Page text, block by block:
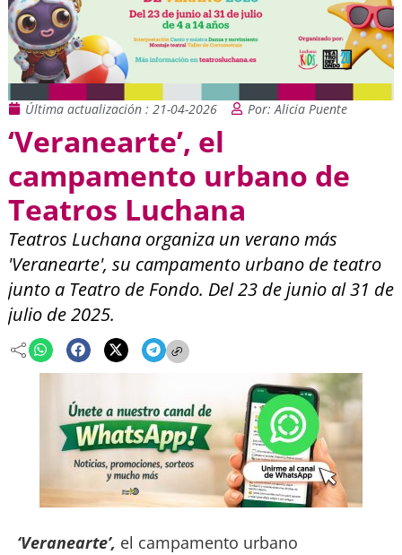
Última actualización : 21-04-2026 Por: Alicia Puente
‘Veranearte’, el
campamento urbano de
Teatros Luchana
Teatros Luchana organiza un verano más
'Veranearte', su campamento urbano de teatro
junto a Teatro de Fondo. Del 23 de junio al 31 de
julio de 2025.
‘Veranearte’, el campamento urbano